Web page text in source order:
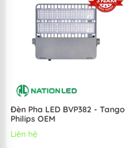
Đèn Pha LED BVP382 - Tango
Philips OEM
Liên hệ